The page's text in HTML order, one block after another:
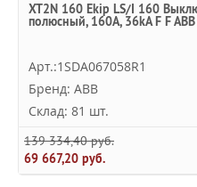
XT2N 160 Ekip LS/I 160
полюсный, 160А, 36kA F F ABB
Арт.:1SDA067058R1
Бренд: ABB
Склад: 81 шт.
139 334,40 руб.
69 667,20 руб.